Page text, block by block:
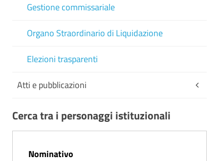
Gestione commissariale
Organo Straordinario di Liquidazione
Elezioni trasparenti
Atti e pubblicazioni
Cerca tra i personaggi istituzionali
Nominativo